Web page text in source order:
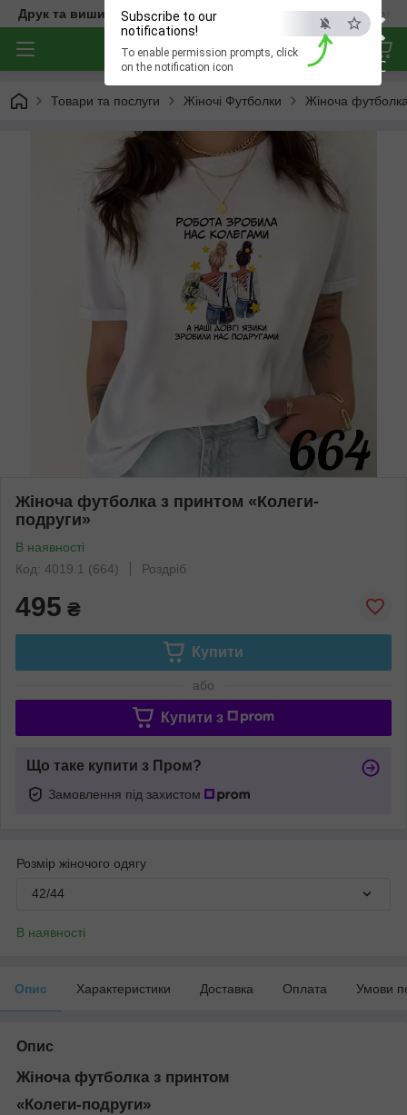
×
ESC
Subscribe to our
notifications!
To enable permission prompts, click
on the notification icon
Друк та вишивка на одязі — створюємо речі з характером
Товари та послуги Жіночі Футболки Жіноча
Жіноча футболка з принтом «Колеги-
подруги»
В наявності
Код: 4019.1 (664)
Роздріб
495 ₴
Купити
або
Купити з
Що таке купити з Пром?
Замовлення під захистом
Розмір жіночого одягу
42/44
В наявності
Опис Характеристики Доставка Оплата Умови
Опис
Жіноча футболка з принтом
«Колеги-подруги»